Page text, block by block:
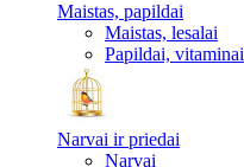
Maistas, papildai
Maistas, lesalai
Papildai, vitaminai
Narvai ir priedai
Narvai